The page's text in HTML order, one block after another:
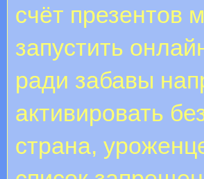
счёт презентов
запустить
ради забавы
активировать
страна,